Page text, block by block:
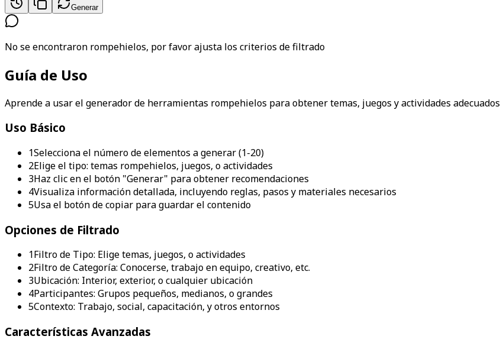
Generar
No se encontraron rompehielos, por favor ajusta los criterios de filtrado
Guía de Uso
Aprende a usar el generador de herramientas rompehielos para obtener temas, juegos y actividades adecuados
Uso Básico
1Selecciona el número de elementos a generar (1-20)
2Elige el tipo: temas rompehielos, juegos, o actividades
3Haz clic en el botón "Generar" para obtener recomendaciones
4Visualiza información detallada, incluyendo reglas, pasos y materiales necesarios
5Usa el botón de copiar para guardar el contenido
Opciones de Filtrado
1Filtro de Tipo: Elige temas, juegos, o actividades
2Filtro de Categoría: Conocerse, trabajo en equipo, creativo, etc.
3Ubicación: Interior, exterior, o cualquier ubicación
4Participantes: Grupos pequeños, medianos, o grandes
5Contexto: Trabajo, social, capacitación, y otros entornos
Características Avanzadas